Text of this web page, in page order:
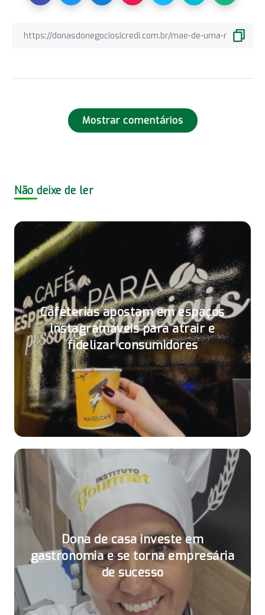
Mostrar comentários
Não deixe de ler
Cafeterias apostam em espaços
instagramáveis para atrair e
fidelizar consumidores
Dona de casa investe em
gastronomia e se torna empresária
de sucesso